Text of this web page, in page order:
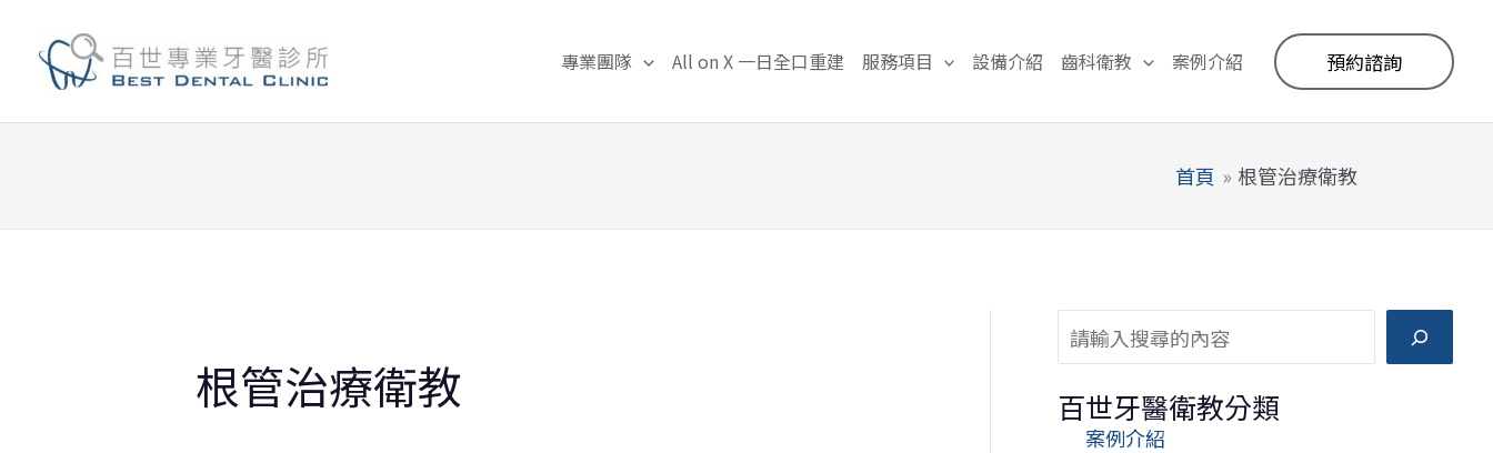
專業團隊 All on X 一日全口重建 服務項目 設備介紹 齒科衛教 案例介紹 預約諮詢
首頁 根管治療衛教
根管治療衛教
搜尋
百世牙醫衛教分類
案例介紹